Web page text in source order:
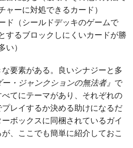
ャーに対処できるカード）
ド（シールドデッキのゲームで
するブロックしにくいカードが勝
）
要素がある。良いシナジーと多
ー・ジャンクションの無法者』 で
てにテーマがあり、それぞれの
レイするか決める助けになるだ
ボックスに同梱されているガイ
、ここでも簡単に紹介しておこ